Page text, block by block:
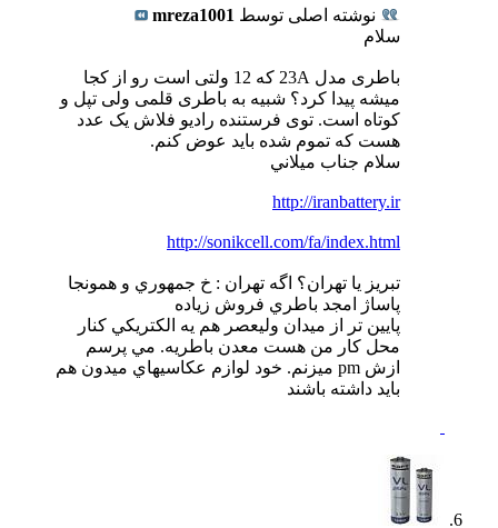
نوشته اصلی توسط mreza1001
سلام
باطری مدل 23A که 12 ولتی است رو از کجا
میشه پیدا کرد؟ شبیه به باطری قلمی ولی تپل و
کوتاه است. توی فرستنده رادیو فلاش یک عدد
هست که تموم شده باید عوض کنم.
سلام جناب ميلاني
http://iranbattery.ir
http://sonikcell.com/fa/index.html
تبريز يا تهران؟ اگه تهران : خ جمهوري و همونجا
پاساژ امجد باطري فروش زياده
پايين تر از ميدان وليعصر هم يه الكتريكي كنار
محل كار من هست معدن باطريه. مي پرسم
ازش pm ميزنم. خود لوازم عكاسيهاي ميدون هم
بايد داشته باشند